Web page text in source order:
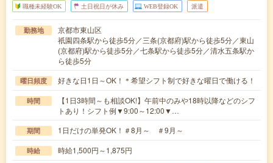
職種未経験OK 土日祝日が休み WEB登録OK 派遣
勤務地
京都市東山区
祇園四条駅から徒歩5分／三条(京都府)駅から徒歩5分／東山
(京都府)駅から徒歩5分／七条駅から徒歩5分／清水五条駅か
ら徒歩5分
曜日頻度 好きな日1日～OK！＊希望シフト制で好きな曜日で働ける！
時間
【1日3時間～も相談OK!】午前中のみや18時以降などのシフ
トあり！シフト例▼9:00～12:00▼…
期間 1日だけの単発OK！＃8月～ ＃9月～
時給 時給1,500円～1,875円